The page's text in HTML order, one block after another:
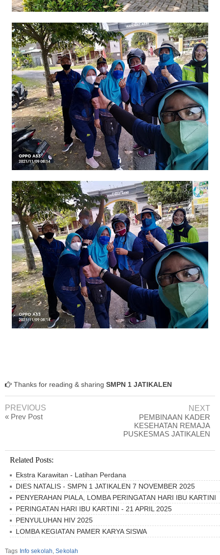
Thanks for reading & sharing SMPN 1 JATIKALEN
PREVIOUS
« Prev Post
NEXT
PEMBINAAN KADER
KESEHATAN REMAJA
PUSKESMAS JATIKALEN
Related Posts:
Ekstra Karawitan - Latihan Perdana
DIES NATALIS - SMPN 1 JATIKALEN 7 NOVEMBER 2025
PENYERAHAN PIALA, LOMBA PERINGATAN HARI IBU KARTINI
PERINGATAN HARI IBU KARTINI - 21 APRIL 2025
PENYULUHAN HIV 2025
LOMBA KEGIATAN PAMER KARYA SISWA
Tags Info sekolah,Sekolah